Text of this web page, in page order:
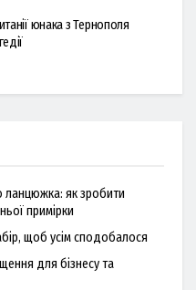
юнака з Тернополя
як зробити
примірки
щоб усім сподобалося
для бізнесу та